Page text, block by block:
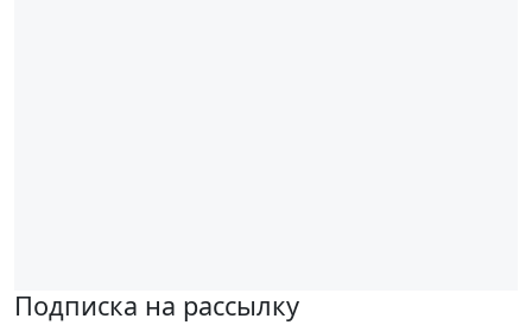
Подписка на рассылку